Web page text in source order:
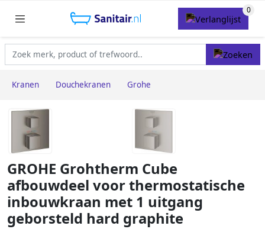
Kranen Douchekranen Grohe
GROHE Grohtherm Cube
afbouwdeel voor thermostatische
inbouwkraan met 1 uitgang
geborsteld hard graphite